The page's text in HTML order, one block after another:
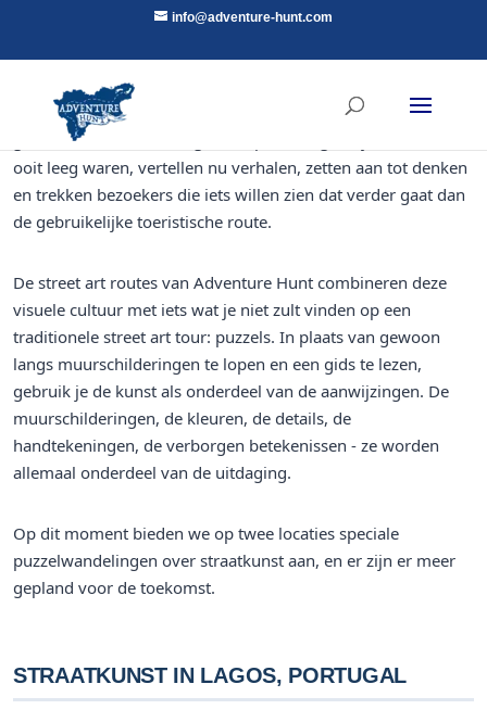
info@adventure-hunt.com
Straatkunst heeft steden in heel Zuid-Europa veranderd van
gewone kustbestemmingen in openluchtgalerijen. Muren die
ooit leeg waren, vertellen nu verhalen, zetten aan tot denken
en trekken bezoekers die iets willen zien dat verder gaat dan
de gebruikelijke toeristische route.
De street art routes van Adventure Hunt combineren deze
visuele cultuur met iets wat je niet zult vinden op een
traditionele street art tour: puzzels. In plaats van gewoon
langs muurschilderingen te lopen en een gids te lezen,
gebruik je de kunst als onderdeel van de aanwijzingen. De
muurschilderingen, de kleuren, de details, de
handtekeningen, de verborgen betekenissen - ze worden
allemaal onderdeel van de uitdaging.
Op dit moment bieden we op twee locaties speciale
puzzelwandelingen over straatkunst aan, en er zijn er meer
gepland voor de toekomst.
STRAATKUNST IN LAGOS, PORTUGAL